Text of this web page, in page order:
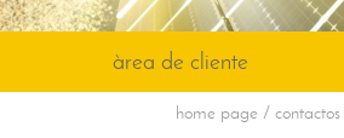
àrea de cliente
home page /